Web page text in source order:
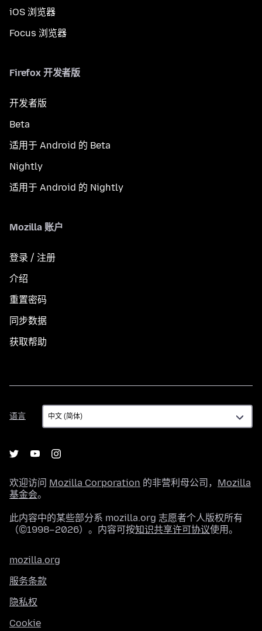
iOS 浏览器
Focus 浏览器
Firefox 开发者版
开发者版
Beta
适用于 Android 的 Beta
Nightly
适用于 Android 的 Nightly
Mozilla 账户
登录 / 注册
介绍
重置密码
同步数据
获取帮助
语言
语
言
欢迎访问 Mozilla Corporation 的非营利母公司， Mozilla
基金会。
此内容中的某些部分系 mozilla.org 志愿者个人版权所有
（©1998–2026）。内容可按知识共享许可协议使用。
mozilla.org
服务条款
隐私权
Cookie